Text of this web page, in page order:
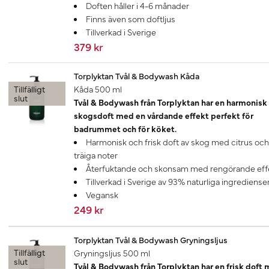
Doften håller i 4-6 månader
Finns även som doftljus
Tillverkad i Sverige
379 kr
Tillfälligt
slut
Torplyktan Tvål & Bodywash Kåda
Kåda 500 ml
Tvål & Bodywash från Torplyktan har en harmonisk
skogsdoft med en vårdande effekt perfekt för
badrummet och för köket.
Harmonisk och frisk doft av skog med citrus och
träiga noter
Återfuktande och skonsam med rengörande
Tillverkad i Sverige av 93% naturliga
Vegansk
249 kr
Tillfälligt
slut
Torplyktan Tvål & Bodywash Gryningsljus
Gryningsljus 500 ml
Tvål & Bodywash från Torplyktan har en frisk doft